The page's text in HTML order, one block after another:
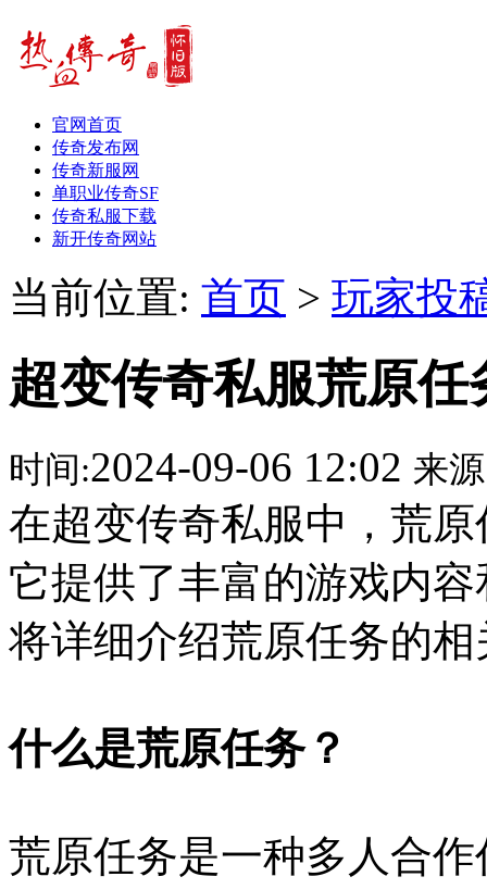
官网首页
传奇发布网
传奇新服网
单职业传奇SF
传奇私服下载
新开传奇网站
当前位置: 首页 > 玩家投
超变传奇私服荒原任
时间:2024-09-06 12:02 来
在超变传奇私服中，荒
它提供了丰富的游戏内
将详细介绍荒原任务的
什么是荒原任务？
荒原任务是一种多人合